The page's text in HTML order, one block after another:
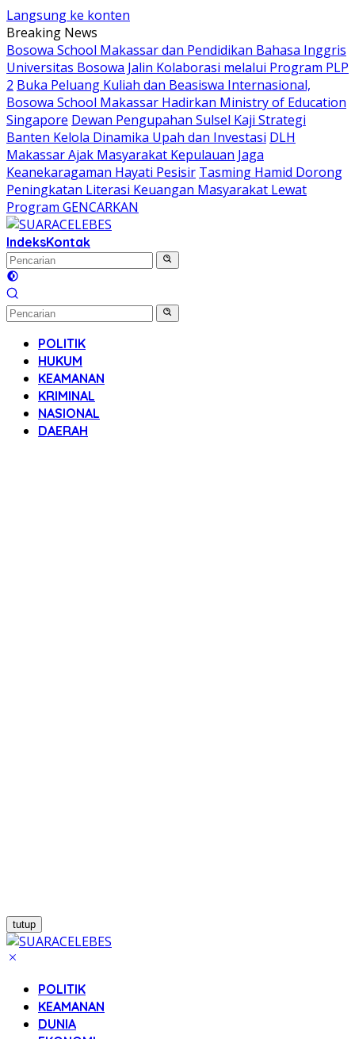
Langsung ke konten
Breaking News
Bosowa School Makassar dan Pendidikan Bahasa Inggris
Universitas Bosowa Jalin Kolaborasi melalui Program PLP
2 Buka Peluang Kuliah dan Beasiswa Internasional,
Bosowa School Makassar Hadirkan Ministry of Education
Singapore Dewan Pengupahan Sulsel Kaji Strategi
Banten Kelola Dinamika Upah dan Investasi DLH
Makassar Ajak Masyarakat Kepulauan Jaga
Keanekaragaman Hayati Pesisir Tasming Hamid Dorong
Peningkatan Literasi Keuangan Masyarakat Lewat
Program GENCARKAN
IndeksKontak
POLITIK
HUKUM
KEAMANAN
KRIMINAL
NASIONAL
DAERAH
tutup
POLITIK
KEAMANAN
DUNIA